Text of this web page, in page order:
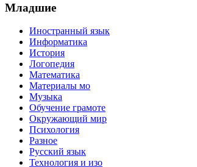
Младшие
Иностранный язык
Информатика
История
Логопедия
Математика
Материалы мо
Музыка
Обучение грамоте
Окружающий мир
Психология
Разное
Русский язык
Технология и изо